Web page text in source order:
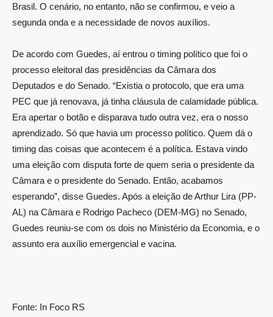
Brasil. O cenário, no entanto, não se confirmou, e veio a
segunda onda e a necessidade de novos auxílios.
De acordo com Guedes, aí entrou o timing político que foi o
processo eleitoral das presidências da Câmara dos
Deputados e do Senado. “Existia o protocolo, que era uma
PEC que já renovava, já tinha cláusula de calamidade pública.
Era apertar o botão e disparava tudo outra vez, era o nosso
aprendizado. Só que havia um processo político. Quem dá o
timing das coisas que acontecem é a política. Estava vindo
uma eleição com disputa forte de quem seria o presidente da
Câmara e o presidente do Senado. Então, acabamos
esperando”, disse Guedes. Após a eleição de Arthur Lira (PP-
AL) na Câmara e Rodrigo Pacheco (DEM-MG) no Senado,
Guedes reuniu-se com os dois no Ministério da Economia, e o
assunto era auxílio emergencial e vacina.
Fonte: In Foco RS